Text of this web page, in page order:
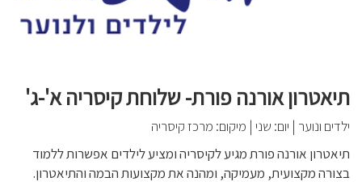
תיאטרון אורנה פורת- שלוחת קיסריה א'-ג'
ילדים ונוער | יום: שני | מיקום: מרכז קיסריה
תיאטרון אורנה פורת מגיע לקיסריה ומציע לילדים אפשרות ללמוד
בצורה מקצועית, מעמיקה, ומהנה את מקצועות הבמה והתיאטרון.